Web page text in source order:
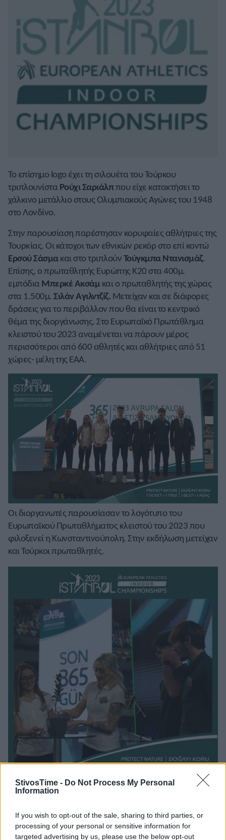
StivosTime - Do Not Process My Personal
Information
If you wish to opt-out of the sale, sharing to third parties, or
processing of your personal or sensitive information for
targeted advertising by us, please use the below opt-out
Το επίσημο logo έχει τη σιλουέτα του Τούρκου
τριπλουνίσταΡούχι Σαριάλππου είχε κατακτήσει το
χάλκινο μετάλλιο στους Ολυμπιακούς Αγώνες του 1948
στο Λονδίνο.
Στην παρουσίαση παρέστησαν κορυφαίες αθλήτριες της
Τουρκίας. Οι κάτοχοι των εθνικών ρεκόρ στο επί κοντώ
Ερσού Σάσμακαι στο τριπλούνΤούγκμπα Ντανισμάζ.
Επίσης, ο πρωταθλητής Ευρώπης Κ20 στα 400μ.
εμπόδιαΜπερκέ Ακσάμκαι ο πρωταθλητής της χώρας
στα 1.500μ. Σιλάν Αγιλντζίζ. Μετείχαν και σε διάφορες
δράσεις για το περιβάλλον που θα είναι το κεντρικό
θέμα της διοργάνωσης. Στο Ευρωπαϊκό Πρωτάθλημα
κλειστού του 2023 αναμένεται να πάρουν μέρος
περισσότεροι από 600 αθλητές και αθλήτριες από 51
χώρες- μέλη της ΕΑΑ.
Οι διοργανωτές παρουσίασαν το λογότυπο του
Ευρωπαϊκού Πρωταθλήματος κλειστού του 2023 που
φιλοξενεί η Κωνσταντινούπολη. Στην εκδήλωση μετείχαν
και Τούρκοι πρωταθλητές.
Η Τούγκμπα Ντενισμάζ ήταν μία από τις πρωταθλήτριες
περιβάλλον που είναι το θέμα του Ευρωπαϊκού
Πρωταθλήματος κλειστού του 2023.